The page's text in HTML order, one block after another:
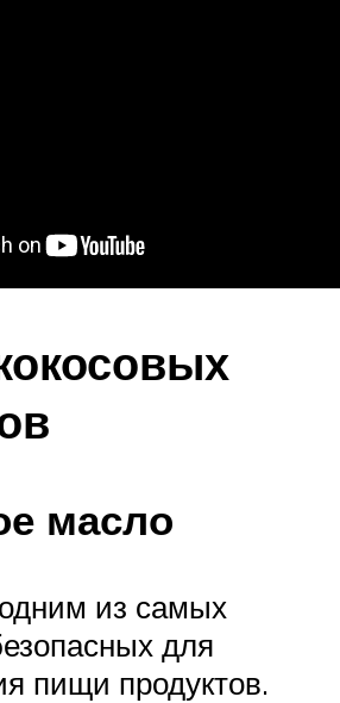
масло
из самых
для
пищи продуктов.